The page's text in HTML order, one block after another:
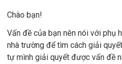
Chào bạn!
Vấn đề của bạn nên nói với phụ
nhà trường để tìm cách giải
tự mình giải quyết được vấn đề